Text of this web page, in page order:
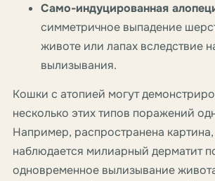
Само-индуцированная
симметричное выпадение
животе или лапах вследствие
вылизывания.
Кошки с атопией могут
несколько этих типов поражений
Например, распространена
наблюдается милиарный дерматит
одновременное вылизывание